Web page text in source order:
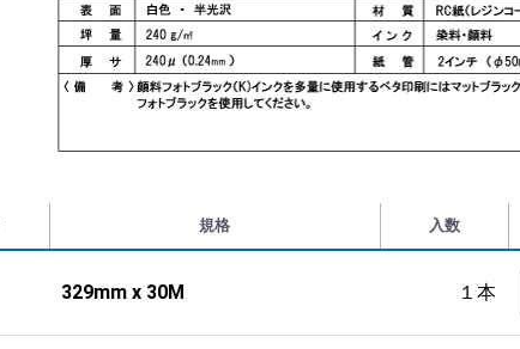
規格 入数
329mm x 30M １本